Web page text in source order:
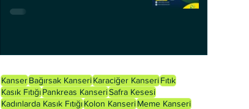
KanserBağırsak KanseriKaraciğer KanseriFıtık
Kasık FıtığıPankreas KanseriSafra Kesesi
Kadınlarda Kasık FıtığıKolon KanseriMeme Kanseri